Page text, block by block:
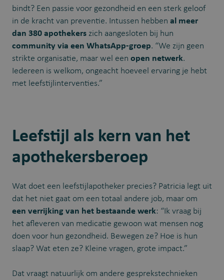
bindt? Een passie voor gezondheid en een sterk geloof
in de kracht van preventie. Intussen hebben al meer
dan 380 apothekers zich aangesloten bij hun
community via een WhatsApp-groep. “We zijn geen
strikte organisatie, maar wel een open netwerk.
Iedereen is welkom, ongeacht hoeveel ervaring je hebt
met leefstijlinterventies.”
Leefstijl als kern van het
apothekersberoep
Wat doet een leefstijlapotheker precies? Patricia legt uit
dat het niet gaat om een totaal andere job, maar om
een verrijking van het bestaande werk: “Ik vraag bij
het afleveren van medicatie gewoon wat mensen nog
doen voor hun gezondheid. Bewegen ze? Hoe is hun
slaap? Wat eten ze? Kleine vragen, grote impact.”
Dat vraagt natuurlijk om andere gesprekstechnieken